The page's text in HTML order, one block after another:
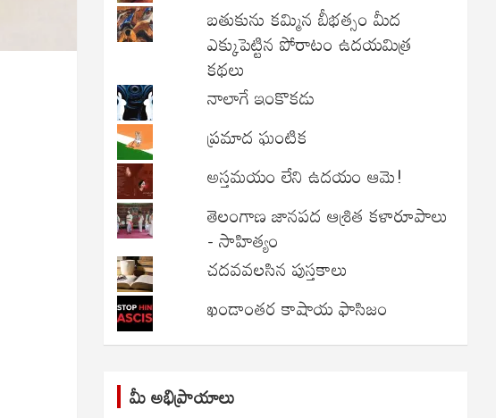
బతుకును కమ్మిన బీభత్సం మీద
ఎక్కుపెట్టిన పోరాటం ఉదయమిత్ర
కథలు
నాలాగే ఇంకొకడు
ప్రమాద ఘంటిక
అస్తమయం లేని ఉదయం ఆమె!
తెలంగాణ జానపద ఆశ్రిత కళారూపాలు
- సాహిత్యం
చదవవలసిన పుస్తకాలు
ఖండాంతర కాషాయ ఫాసిజం
మీ అభిప్రాయాలు